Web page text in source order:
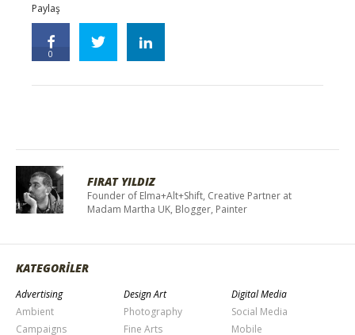
Paylaş
0
FIRAT YILDIZ
Founder of Elma+Alt+Shift, Creative Partner at
Madam Martha UK, Blogger, Painter
KATEGORİLER
Advertising
Ambient
Campaigns
Design Art
Photography
Fine Arts
Digital Media
Social Media
Mobile